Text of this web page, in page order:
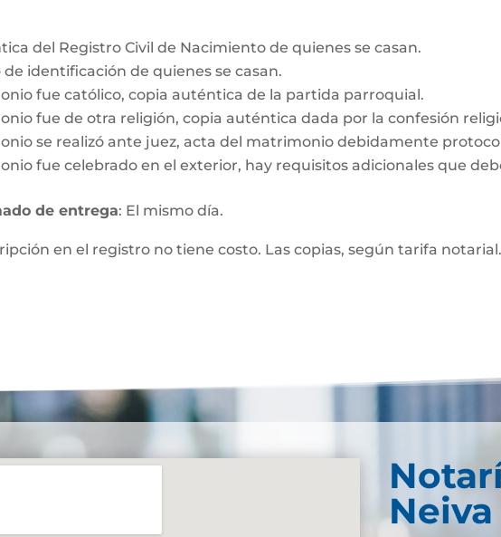
del Registro Civil de Nacimiento de quienes se casan.
identificación de quienes se casan.
fue católico, copia auténtica de la partida parroquial.
fue de otra religión, copia auténtica dada por la confesión
se realizó ante juez, acta del matrimonio debidamente
fue celebrado en el exterior, hay requisitos adicionales que
de entrega: El mismo día.
en el registro no tiene costo. Las copias, según tarifa notarial.
Neiva